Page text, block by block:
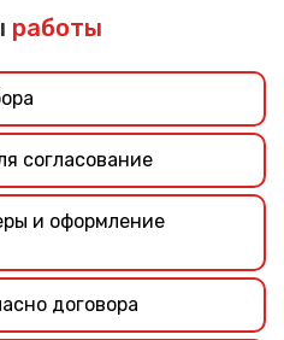
и финансовые
работы
согласование
и оформление
договора